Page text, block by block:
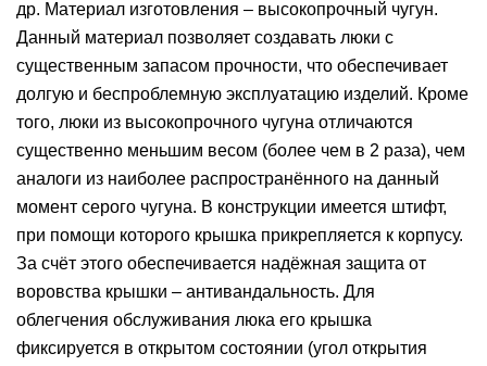
др. Материал изготовления – высокопрочный чугун.
Данный материал позволяет создавать люки с
существенным запасом прочности, что обеспечивает
долгую и беспроблемную эксплуатацию изделий. Кроме
того, люки из высокопрочного чугуна отличаются
существенно меньшим весом (более чем в 2 раза), чем
аналоги из наиболее распространённого на данный
момент серого чугуна. В конструкции имеется штифт,
при помощи которого крышка прикрепляется к корпусу.
За счёт этого обеспечивается надёжная защита от
воровства крышки – антивандальность. Для
облегчения обслуживания люка его крышка
фиксируется в открытом состоянии (угол открытия